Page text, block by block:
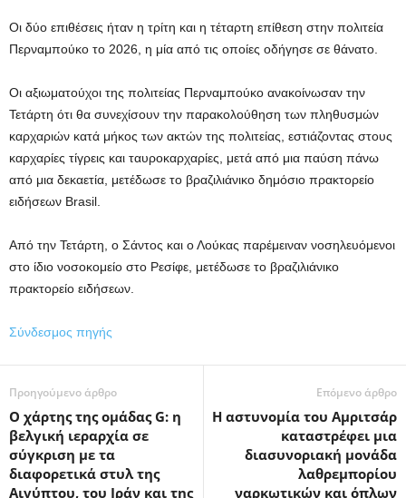
Οι δύο επιθέσεις ήταν η τρίτη και η τέταρτη επίθεση στην πολιτεία
Περναμπούκο το 2026, η μία από τις οποίες οδήγησε σε θάνατο.
Οι αξιωματούχοι της πολιτείας Περναμπούκο ανακοίνωσαν την
Τετάρτη ότι θα συνεχίσουν την παρακολούθηση των πληθυσμών
καρχαριών κατά μήκος των ακτών της πολιτείας, εστιάζοντας στους
καρχαρίες τίγρεις και ταυροκαρχαρίες, μετά από μια παύση πάνω
από μια δεκαετία, μετέδωσε το βραζιλιάνικο δημόσιο πρακτορείο
ειδήσεων Brasil.
Από την Τετάρτη, ο Σάντος και ο Λούκας παρέμειναν νοσηλευόμενοι
στο ίδιο νοσοκομείο στο Ρεσίφε, μετέδωσε το βραζιλιάνικο
πρακτορείο ειδήσεων.
Σύνδεσμος πηγής
Προηγούμενο άρθρο
Ο χάρτης της ομάδας G: η
βελγική ιεραρχία σε
σύγκριση με τα
διαφορετικά στυλ της
Αιγύπτου, του Ιράν και της
Επόμενο άρθρο
Η αστυνομία του Αμριτσάρ
καταστρέφει μια
διασυνοριακή μονάδα
λαθρεμπορίου
ναρκωτικών και όπλων